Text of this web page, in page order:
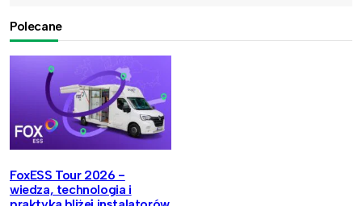
Polecane
FoxESS Tour 2026 -
wiedza, technologia i